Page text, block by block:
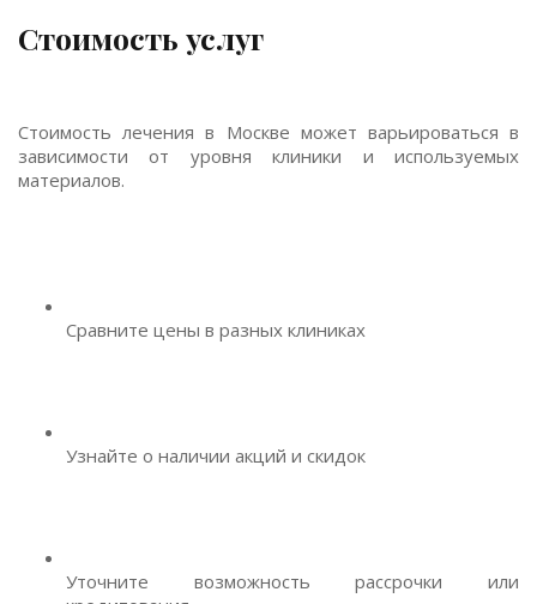
Стоимость услуг
Стоимость лечения в Москве может варьироваться в
зависимости от уровня клиники и используемых
материалов.
Сравните цены в разных клиниках
Узнайте о наличии акций и скидок
Уточните возможность рассрочки или